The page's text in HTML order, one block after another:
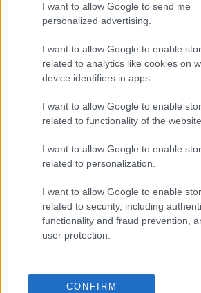
I want to allow Google to send me
personalized advertising.
I want to allow Google to enable
related to analytics like cookies on
device identifiers in apps.
I want to allow Google to enable
related to functionality of the
I want to allow Google to enable
related to personalization.
I want to allow Google to enable
related to security, including
functionality and fraud prevention,
user protection.
CONFIRM
Manchester United
Nya Ullevi, Göteborg
2026-08-08 17:00
Manchester United 2026-08-15
ELŐZŐ MÉRKŐZÉSEK
Támogatás